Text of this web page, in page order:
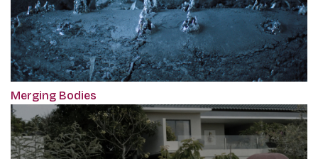
Merging Bodies